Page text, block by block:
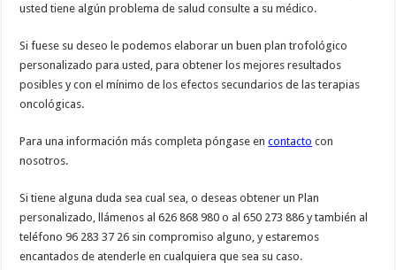
usted tiene algún problema de salud consulte a su médico.
Si fuese su deseo le podemos elaborar un buen plan trofológico
personalizado para usted, para obtener los mejores resultados
posibles y con el mínimo de los efectos secundarios de las terapias
oncológicas.
Para una información más completa póngase encontacto con
nosotros.
Si tiene alguna duda sea cual sea, o deseas obtener un Plan
personalizado, llámenos al 626 868 980 o al 650 273 886 y también al
teléfono 96 283 37 26 sin compromiso alguno, y estaremos
encantados de atenderle en cualquiera que sea su caso.